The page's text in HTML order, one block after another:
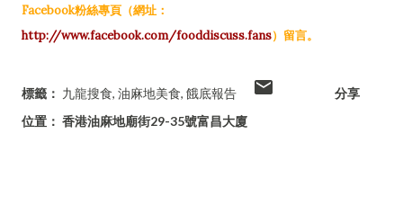
Facebook粉絲專頁（網址：
http://www.facebook.com/fooddiscuss.fans）留言。
標籤： 九龍搜食 油麻地美食 餓底報告
位置： 香港油麻地廟街29-35號富昌大廈
分享